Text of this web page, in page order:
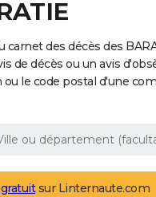
des décès des
de décès ou un avis
le code postal d'une
sur Linternaute.com